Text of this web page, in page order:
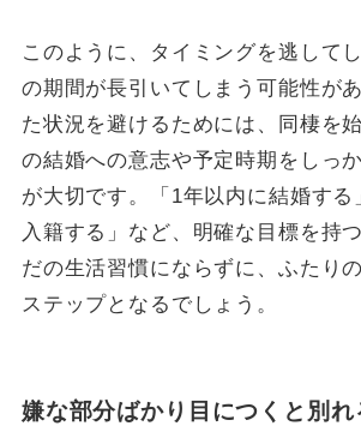
このように、タイミングを逃して
の期間が長引いてしまう可能性が
た状況を避けるためには、同棲を
の結婚への意志や予定時期をしっ
が大切です。「1年以内に結婚する
入籍する」など、明確な目標を持
だの生活習慣にならずに、ふたり
ステップとなるでしょう。
嫌な部分ばかり目につくと別れ